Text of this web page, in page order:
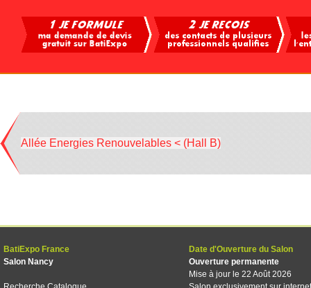
Allée Energies Renouvelables < (Hall B)
BatiExpo France
Salon Nancy
Date d'Ouverture du Salon
Ouverture permanente
Mise à jour le 22 Août 2026